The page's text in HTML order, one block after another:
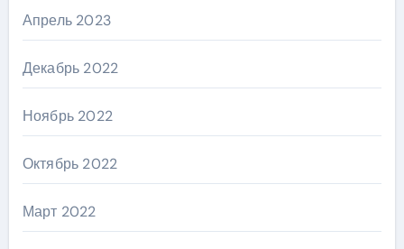
Апрель 2023
Декабрь 2022
Ноябрь 2022
Октябрь 2022
Март 2022